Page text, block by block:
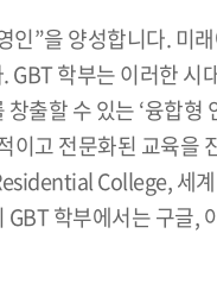
”을 양성합니다.
학부는 이러한
출할 수 있는 ‘융합
고 전문화된 교육
College, 세
학부에서는 구글